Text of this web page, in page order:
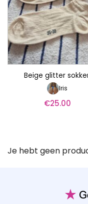
Beige glitter
Iris
€25.00
Je hebt geen
★